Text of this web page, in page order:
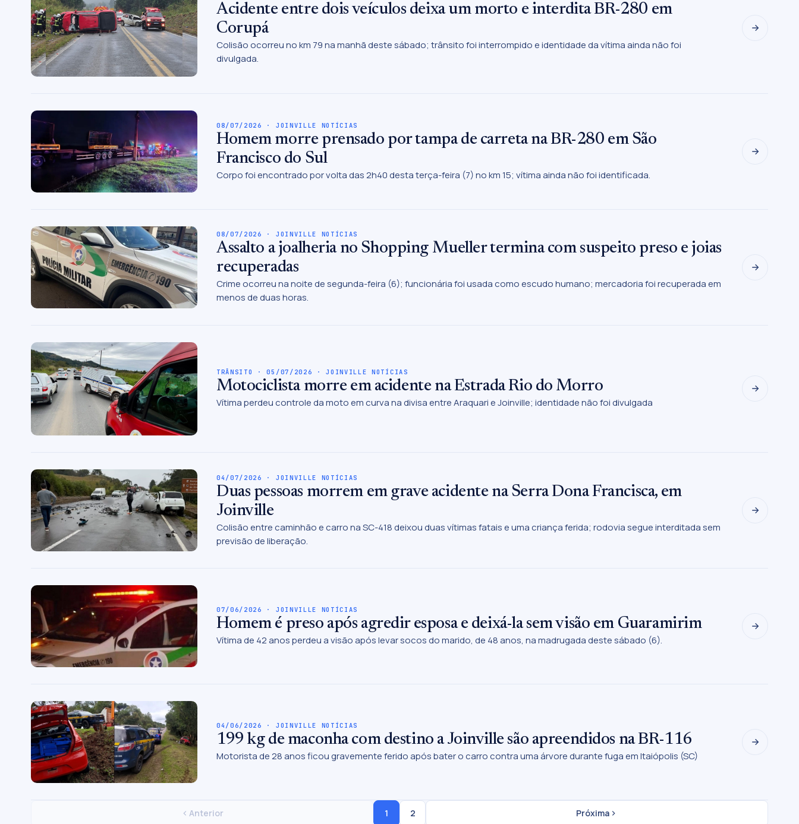
Acidente entre dois veículos deixa um morto e interdita BR-280 em
Corupá
Colisão ocorreu no km 79 na manhã deste sábado; trânsito foi interrompido e identidade da vítima ainda não foi
divulgada.
08/07/2026 · JOINVILLE NOTÍCIAS
Homem morre prensado por tampa de carreta na BR-280 em São
Francisco do Sul
Corpo foi encontrado por volta das 2h40 desta terça-feira (7) no km 15; vítima ainda não foi identificada.
08/07/2026 · JOINVILLE NOTÍCIAS
Assalto a joalheria no Shopping Mueller termina com suspeito preso e joias
recuperadas
Crime ocorreu na noite de segunda-feira (6); funcionária foi usada como escudo humano; mercadoria foi recuperada em
menos de duas horas.
TRÂNSITO · 05/07/2026 · JOINVILLE NOTÍCIAS
Motociclista morre em acidente na Estrada Rio do Morro
Vítima perdeu controle da moto em curva na divisa entre Araquari e Joinville; identidade não foi divulgada
04/07/2026 · JOINVILLE NOTÍCIAS
Duas pessoas morrem em grave acidente na Serra Dona Francisca, em
Joinville
Colisão entre caminhão e carro na SC-418 deixou duas vítimas fatais e uma criança ferida; rodovia segue interditada sem
previsão de liberação.
07/06/2026 · JOINVILLE NOTÍCIAS
Homem é preso após agredir esposa e deixá-la sem visão em Guaramirim
Vítima de 42 anos perdeu a visão após levar socos do marido, de 48 anos, na madrugada deste sábado (6).
04/06/2026 · JOINVILLE NOTÍCIAS
199 kg de maconha com destino a Joinville são apreendidos na BR-116
Motorista de 28 anos ficou gravemente ferido após bater o carro contra uma árvore durante fuga em Itaiópolis (SC)
Anterior 1 2 Próxima